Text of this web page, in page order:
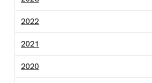
2022
2021
2020